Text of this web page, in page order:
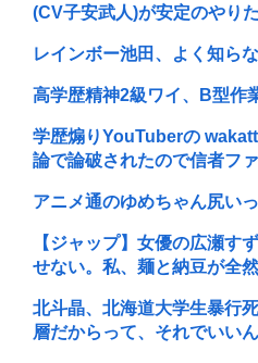
(CV子安武人)が安定のやり
レインボー池田、よく知ら
高学歴精神2級ワイ、B型作
学歴煽りYouTuberの
論で論破されたので信者フ
アニメ通のゆめちゃん尻い
【ジャップ】女優の広瀬す
せない。私、麺と納豆が全然
北斗晶、北海道大学生暴行
層だからって、それでいい